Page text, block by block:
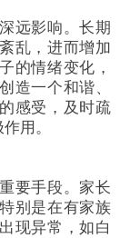
远影响。长期
乱，进而增加
的情绪变化，
造一个和谐、
感受，及时疏
用。
要手段。家长
别是在有家族
现异常，如白